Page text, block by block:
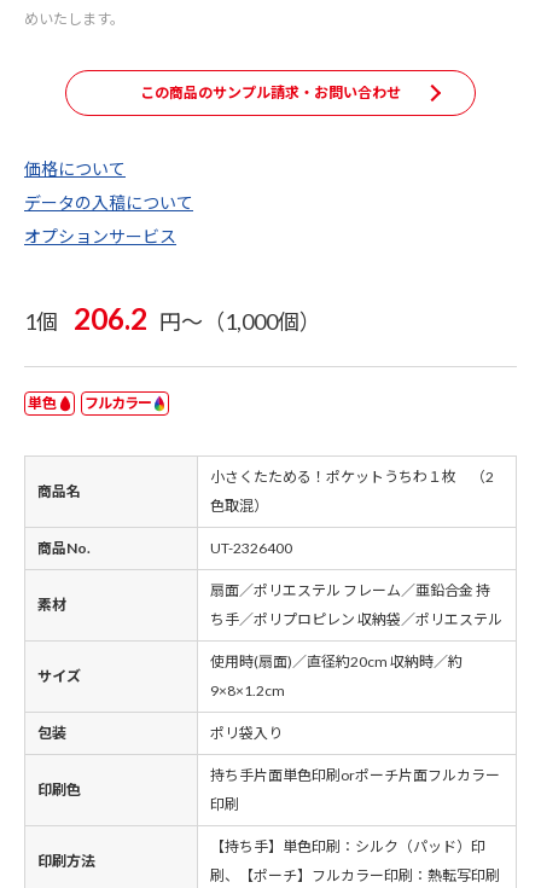
めいたします。
この商品のサンプル請求・お問い合わせ
価格について
データの入稿について
オプションサービス
1個 206.2 円～（1,000個）
単色 フルカラー
商品名
小さくたためる！ポケットうちわ１枚 （2
色取混）
商品No. UT-2326400
素材
扇面／ポリエステル フレーム／亜鉛合金 持
ち手／ポリプロピレン 収納袋／ポリエステル
サイズ
使用時(扇面)／直径約20cm 収納時／約
9×8×1.2cm
包装 ポリ袋入り
印刷色
持ち手片面単色印刷orポーチ片面フルカラー
印刷
印刷方法
【持ち手】単色印刷：シルク（パッド）印
刷、【ポーチ】フルカラー印刷：熱転写印刷